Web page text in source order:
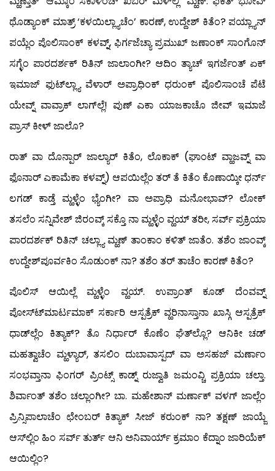
ಥೊಡ್ಯಾಂಕ್ ಮಾತ್ರ್ ‘ಕಳಯಿಲ್ಲ್ಯಾಚೆಂ’ ಕಾರಣ್, ಉದ್ದೇಶ್ ಕಿತೆಂ? ಪಯ್ಲ್ಯಾನ್
ಪಯ್ಲೆಂ ಪೊಲಿಸಾಂಕ್ ಕಳವ್ನ್, ಫಿರ್ಗಜೆಚ್ಯಾ ಪ್ರಮುಖ್ ಜಣಾಂಕ್ ಸಾಂಗೊನ್
ಸಗ್ಳೆಂ ಪಾರದರ್ಶಕ್ ರಿತಿನ್ ಜಾಲಾಂಗೀ? ಆದಿಂ ತ್ಯಾಚ್ ಇಗರ್ಜೆಂತ್ ಏಕ್
ಇಮಾಜ್ ಫುಟ್‍ಲ್ಲ್ಯಾ ವೆಳಾರ್ ಅಪ್ರಾಧಿಂಕ್ ಧರುಂಕ್ ಪೊಲಿಸಾಂಚೆ ಪೆಟೆ
ಯೇವ್ನ್ ವಾವ್ರಾಕ್ ಲಾಗ್‍ಲ್ಲೆ! ಪುಣ್ ಎಕಾ ಯಾಜಕಾಚೊ ಜೀವ್ ಇಮಾಜೆ
ಪ್ರಾಸ್ ಕೀಳ್ ಜಾಲೊ?
ರಾತ್ ವಾ ದೊನ್ಪಾರ್ ಜಾಲ್ಯಾರ್ ಕಿತೆಂ, ಲೊಕಾಕ್ (ಘಾಂಟ್ ವ್ಹಾಜವ್ನ್ ವಾ
ಫೊನಾರ್ ಎಕಾಮೆಕಾ ಕಳವ್ನ್) ಆಪಯಿಲ್ಲೆಂ ತರ್ ತೆ ಕಿತೆಂ ಕೊಣಾಯ್ಕೀ ಧರ್ನ್
ಲಗಡ್ ಕಾಡ್ತೆ ಮ್ಹಳ್ಳೆಂ ಭ್ಯೆಂಗೀ? ವಾ ಅಪ್ರಾಧಿ ಮನೋಭಾವ್? ಲೋಕ್
ತಸಲೆಂ ಸನ್ನಿವೇಶ್ ಜಿರಂವ್ಕ್ ಸಕ್ತೊ ನಾ ಮ್ಹಳ್ಳೆಂ ವ್ಹಯ್ ತರೀ, ಸರ್ವ್ ಪ್ರಕ್ರಿಯಾ
ಪಾರದರ್ಶಕ್ ರಿತಿನ್ ಚಲ್ಲ್ಯಾ ಮ್ಹಣ್ ತಾಂಕಾಂ ಕಳಿತ್ ಜಾತೆಂ. ತಶೆಂ ಜಾಂವ್ಕ್
ಉದ್ದೇಶ್‍ಪೂರ್ವಕಿಂ ಸೊಡುಂಕ್ ನಾ? ತಶೆಂ ತರ್ ತಾಚೆಂ ಕಾರಣ್ ಕಿತೆಂ?
ಪೊಲಿಸ್ ಆಯಿಲ್ಲೆ ಮ್ಹಳ್ಳೆಂ ವ್ಹಯ್. ಉಪ್ರಾಂತ್ ಕೂಡ್ ದೆಂವವ್ನ್
ಪೋಸ್ಟ್‍ಮಾರ್ಟಮಾಕ್ ಸರ್ಕಾರಿ ಆಸ್ಪತ್ರೆಕ್ ವ್ಹರಿನಾಸ್ತಾನಾ ಖಾಸ್ಗಿ ಆಸ್ಪತ್ರೆಕ್
ಧಾಡ್‍ಲ್ಲೆಂ ಕಿತ್ಯಾಕ್? ತೊ ನಿರ್ಧಾರ್ ಕೊಣೆಂ ಘೆತ್‍ಲ್ಲೊ? ಆನಿಕೀ ಚಡ್
ಮಹತ್ವಾಚೆಂ ಮ್ಹಳ್ಯಾರ್, ತಸಲಿಂ ದುಬಾವಾಸ್ಪದ್ ವಾ ಅಸಹಜ್ ಮರ್ಣಾಂ
ಸಂಭವ್ತಾನಾ ಫಿಂಗರ್ ಪ್ರಿಂಟ್ಸ್ ಕಾಡ್ನ್ ರುಜ್ವಾತಿ ಜಮಂವ್ಚಿ ಪ್ರಕ್ರಿಯಾ ಚಲ್ತಾ.
ಶಿರ್ವಾಂತ್ ತಶೆಂ ಚಲ್ಲಾಂಗೀ? ಬಾ. ಮಹೇಶಾನ್ ಮರ್ಣಾಕ್ ವಳಗ್ ಜಾಲ್ಲೆಂ
ಪ್ರಿನ್ಸಿಪಾಲಾಚೆಂ ಛೇಂಬರ್ ಕಿತ್ಯಾಕ್ ಸೀಜ್ ಕರುಂಕ್ ನಾ? ತಕ್ಷಣ್ ಜಾಯ್ಜೆ
ಆಸ್‍ಲ್ಲಿಂ ಹಿಂ ಸರ್ವ್ ತುರ್ತ್ ಆನಿ ಅನಿವಾರ್ಯ್ ಕ್ರಮಾಂ ಕೆದ್ನಾಂ ಜಾರಿಯೆಕ್
ಆಯಿಲ್ಲಿಂ?